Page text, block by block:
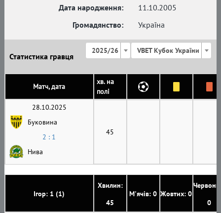
Дата народження:
11.10.2005
Громадянство:
Україна
Статистика гравця
2025/26 VBET Кубок України
Матч, дата
хв. на
полі
Ігор: 1 (1)
Хвилин:
45
М'ячів: 0 Жовтих: 0
0
28.10.2025
Буковина
2 : 1
Нива
45